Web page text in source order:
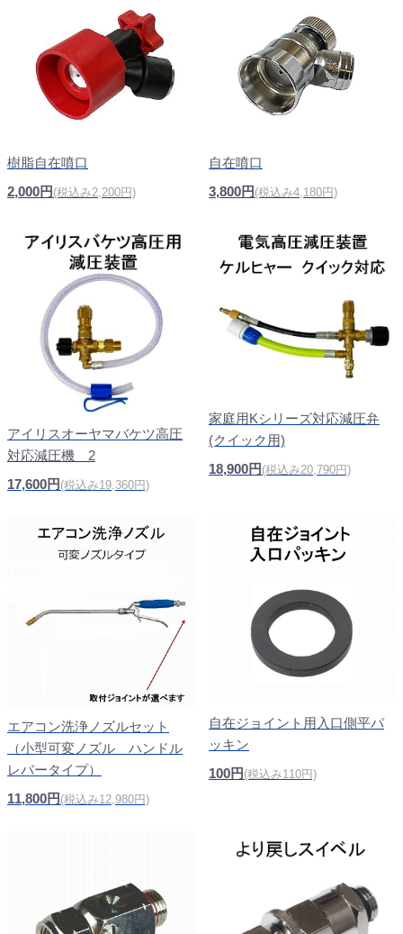
樹脂自在噴口
2,000円 (税込み2,200円)
自在噴口
3,800円 (税込み4,180円)
アイリスオーヤマバケツ高圧
対応減圧機 2
17,600円 (税込み19,360円)
家庭用Kシリーズ対応減圧弁
(クイック用)
18,900円 (税込み20,790円)
エアコン洗浄ノズルセット
（小型可変ノズル ハンドル
レバータイプ）
11,800円 (税込み12,980円)
自在ジョイント用入口側平パ
ッキン
100円 (税込み110円)